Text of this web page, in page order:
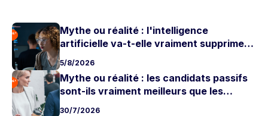
Mythe ou réalité : l'intelligence
artificielle va-t-elle vraiment supprimer
les postes juniors ?
5/8/2026
Mythe ou réalité : les candidats passifs
sont-ils vraiment meilleurs que les
candidats actifs ?
30/7/2026